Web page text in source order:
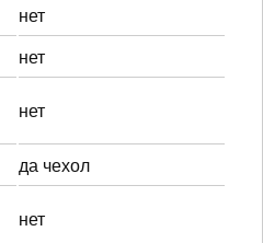
нет
нет
нет
да чехол
нет